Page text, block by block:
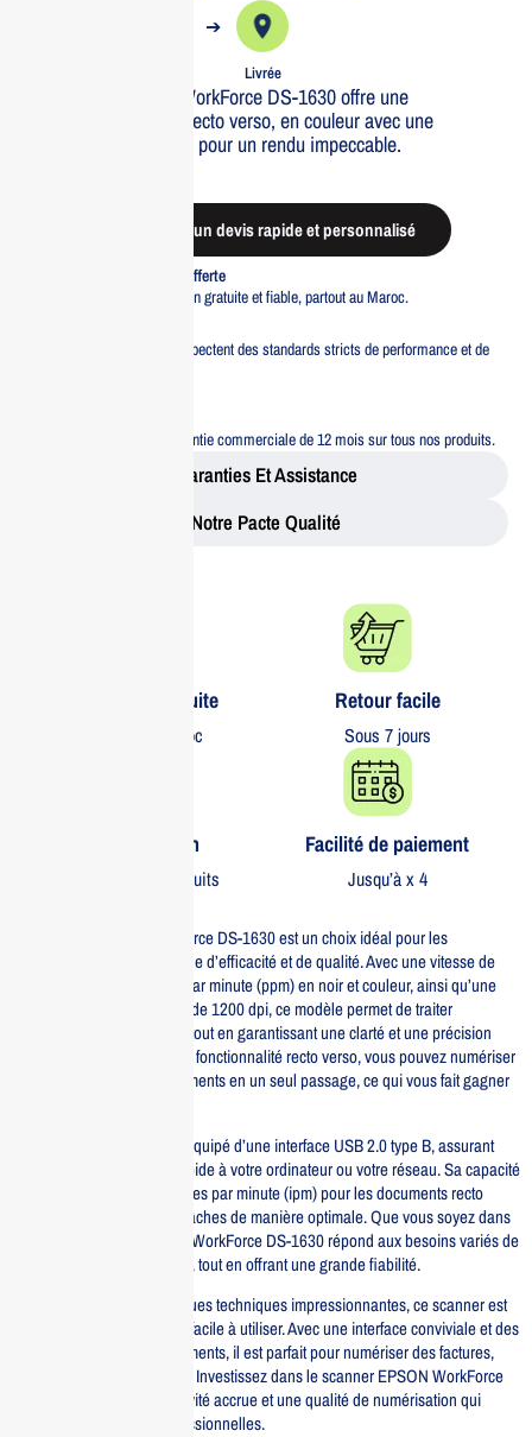
➔
Livrée
Le scanner EPSON WorkForce DS-1630 offre une
numérisation rapide, recto verso, en couleur avec une
résolution de 1200 dpi pour un rendu impeccable.
Demander un devis rapide et personnalisé
Livraison standard offerte
Profitez d’une livraison gratuite et fiable, partout au Maroc.
Tous nos produits respectent des standards stricts de performance et de
Bénéficiez d’une garantie commerciale de 12 mois sur tous nos produits.
Garanties Et Assistance
Notre Pacte Qualité
Livraison gratuite​
partout au Maroc
Retour facile​
Sous 7 jours
Garantie 1 an
Sur tous nos produits
Facilité de paiement
Jusqu’à x 4
Le scanner EPSON WorkForce DS-1630 est un choix idéal pour les
professionnels à la recherche d’efficacité et de qualité. Avec une vitesse de
numérisation de 25 pages par minute (ppm) en noir et couleur, ainsi qu’une
résolution impressionnante de 1200 dpi, ce modèle permet de traiter
rapidement vos documents tout en garantissant une clarté et une précision
exceptionnelles. Grâce à sa fonctionnalité recto verso, vous pouvez numériser
les deux côtés de vos documents en un seul passage, ce qui vous fait gagner
Ce scanner est également équipé d’une interface USB 2.0 type B, assurant
une connexion simple et rapide à votre ordinateur ou votre réseau. Sa capacité
de numérisation de 10 images par minute (ipm) pour les documents recto
verso permet de gérer vos tâches de manière optimale. Que vous soyez dans
un bureau ou à domicile, le WorkForce DS-1630 répond aux besoins variés de
numérisation de documents, tout en offrant une grande fiabilité.
En plus de ses caractéristiques techniques impressionnantes, ce scanner est
conçu pour être compact et facile à utiliser. Avec une interface conviviale et des
options de gestion de documents, il est parfait pour numériser des factures,
des contrats, ou des photos. Investissez dans le scanner EPSON WorkForce
DS-1630 pour une productivité accrue et une qualité de numérisation qui
répond à vos attentes professionnelles.